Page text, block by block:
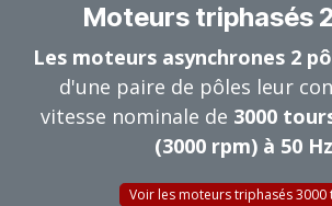
Moteurs triphasés
Les moteurs asynchrones 2
d'une paire de pôles leur
vitesse nominale de 3000
(3000 rpm) à 50 Hz
Voir les moteurs triphasés 3000